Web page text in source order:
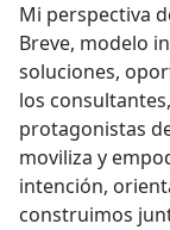
Mi perspectiva
Breve, modelo
soluciones,
los
protagonistas
moviliza y
intención,
construimos